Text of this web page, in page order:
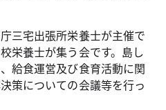
三宅出張所栄養士が主催で
栄養士が集う会です。島し
給食運営及び食育活動に関
策についての会議等を行っ